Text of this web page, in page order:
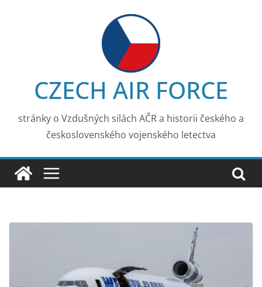
CZECH AIR FORCE
stránky o Vzdušných silách AČR a historii českého a
československého vojenského letectva